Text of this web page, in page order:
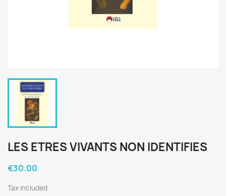
LES ETRES VIVANTS NON IDENTIFIES
€30.00
Tax included